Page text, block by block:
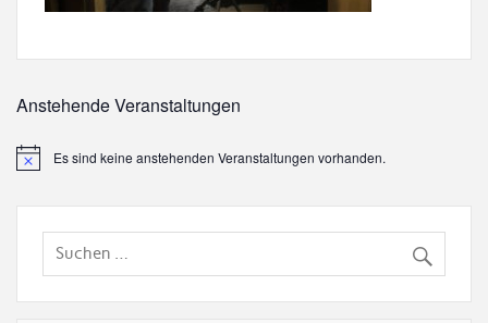
Anstehende Veranstaltungen
Es sind keine anstehenden Veranstaltungen vorhanden.